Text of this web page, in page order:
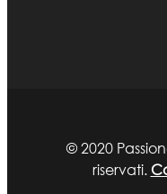
© 2020
riservati.